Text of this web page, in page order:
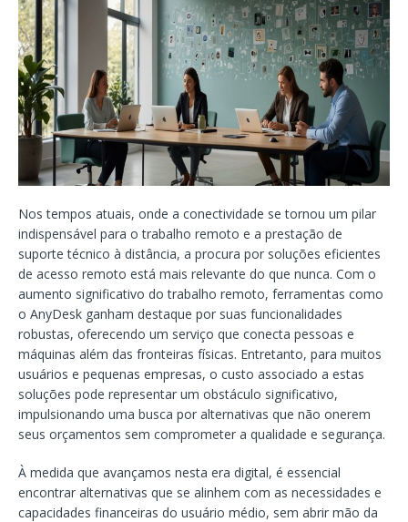
Nos tempos atuais, onde a conectividade se tornou um pilar
indispensável para o trabalho remoto e a prestação de
suporte técnico à distância, a procura por soluções eficientes
de acesso remoto está mais relevante do que nunca. Com o
aumento significativo do trabalho remoto, ferramentas como
o AnyDesk ganham destaque por suas funcionalidades
robustas, oferecendo um serviço que conecta pessoas e
máquinas além das fronteiras físicas. Entretanto, para muitos
usuários e pequenas empresas, o custo associado a estas
soluções pode representar um obstáculo significativo,
impulsionando uma busca por alternativas que não onerem
seus orçamentos sem comprometer a qualidade e segurança.
À medida que avançamos nesta era digital, é essencial
encontrar alternativas que se alinhem com as necessidades e
capacidades financeiras do usuário médio, sem abrir mão da